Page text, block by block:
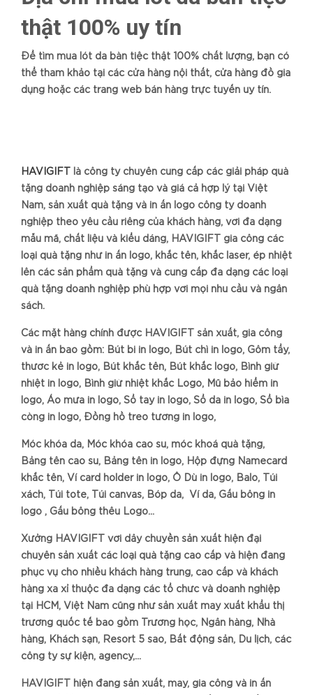
thật 100% uy tín
Để tìm mua lót da bàn tiệc thật 100% chất lượng, bạn có
thể tham khảo tại các cửa hàng nội thất, cửa hàng đồ gia
dụng hoặc các trang web bán hàng trực tuyến uy tín.
HAVIGIFT
là công ty chuyên cung cấp các giải pháp quà
tặng doanh nghiệp sáng tạo và giá cả hợp lý tại Việt
Nam, sản xuất quà tặng và in ấn logo công ty doanh
nghiệp theo yêu cầu riêng của khách hàng, với đa dạng
mẫu mã, chất liệu và kiểu dáng, HAVIGIFT gia công các
loại quà tặng như in ấn logo, khắc tên, khắc laser, ép nhiệt
lên các sản phẩm quà tặng và cung cấp đa dạng các loại
quà tặng doanh nghiệp phù hợp với mọi nhu cầu và ngân
sách.
Các mặt hàng chính được HAVIGIFT sản xuất, gia công
và in ấn bao gồm: Bút bi in logo, Bút chì in logo, Gôm tẩy,
thước kẻ in logo, Bút khắc tên, Bút khắc logo, Bình giữ
nhiệt in logo, Bình giữ nhiệt khắc Logo, Mũ bảo hiểm in
logo, Áo mưa in logo, Sổ tay in logo, Sổ da in logo, Sổ bìa
còng in logo, Đồng hồ treo tường in logo,
Móc khóa da, Móc khóa cao su, móc khoá quà tặng,
Bảng tên cao su, Bảng tên in logo, Hộp đựng Namecard
khắc tên, Ví card holder in logo, Ô Dù in logo, Balo, Túi
xách, Túi tote, Túi canvas, Bóp da, Ví da, Gấu bông in
logo , Gấu bông thêu Logo…
Xưởng HAVIGIFT với dây chuyền sản xuất hiện đại
chuyên sản xuất các loại quà tặng cao cấp và hiện đang
phục vụ cho nhiều khách hàng trung, cao cấp và khách
hàng xa xỉ thuộc đa dạng các tổ chức và doanh nghiệp
tại HCM, Việt Nam cũng như sản xuất may xuất khẩu thị
trường quốc tế bao gồm Trường học, Ngân hàng, Nhà
hàng, Khách sạn, Resort 5 sao, Bất động sản, Du lịch, các
công ty sự kiện, agency,…
HAVIGIFT hiện đang sản xuất, may, gia công và in ấn